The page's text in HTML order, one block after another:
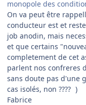
monopole des
On va peut être
conducteur est et
job anodin, mais
et que certains
completement de cet
parlent nos confreres
sans doute pas d'une
cas isolés, non ???? )
Fabrice